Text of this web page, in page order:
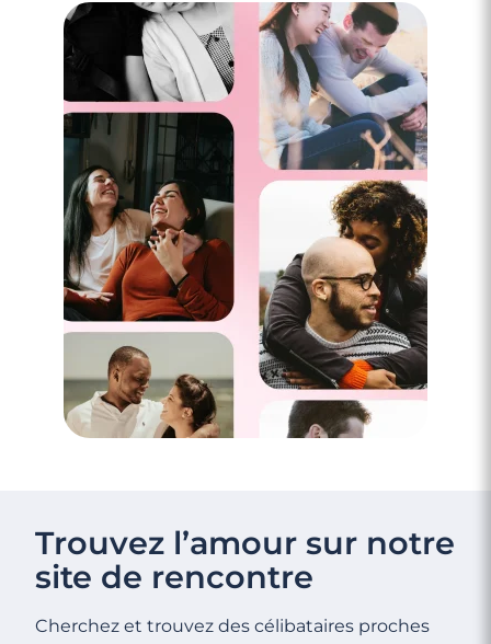
Trouvez l’amour sur notre
site de rencontre
Cherchez et trouvez des célibataires proches